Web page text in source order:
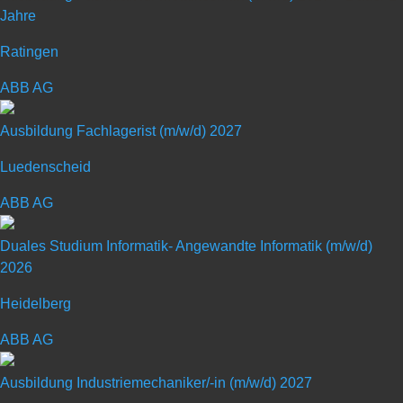
Jahre
Ratingen
ABB AG
Ausbildung Fachlagerist (m/w/d) 2027
Luedenscheid
ABB AG
Duales Studium Informatik- Angewandte Informatik (m/w/d)
2026
Heidelberg
ABB AG
Ausbildung Industriemechaniker/-in (m/w/d) 2027
Studiengang BWL Industrial
Business Management –
Bachelor of Arts (m/w/d)
Art: Duales Studium
CLAAS ist einer der welt­weit führenden Her­steller von Land­technik.
Unsere modernen Ernte­maschinen, Traktoren, Pressen und land­
wirt­schaft­lichen Infor­mations­techno­logien helfen, die steigende